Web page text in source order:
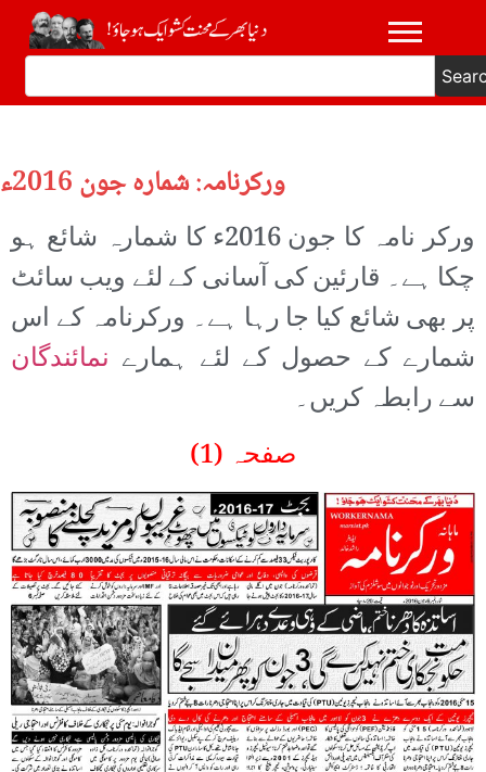
ورکرنامہ: شمارہ جون 2016ء
ورکر نامہ کا جون 2016ء کا شمارہ شائع ہو
چکا ہے۔ قارئین کی آسانی کے لئے ویب سائٹ
پر بھی شائع کیا جا رہا ہے۔ ورکرنامہ کے اس
شمارے کے حصول کے لئے ہمارے نمائندگان
سے رابطہ کریں۔
صفحہ (1)